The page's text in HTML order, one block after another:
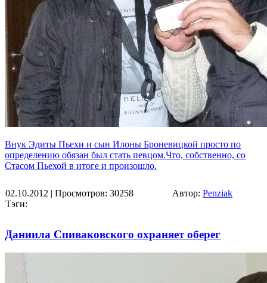
Внук Эдиты Пьехи и сын Илоны Броневицкой просто по
определению обязан был стать певцом.Что, собственно, со
Стасом Пьехой в итоге и произошло.
02.10.2012 | Просмотров: 30258
Тэги:
Автор: Penziak
Даниила Спиваковского охраняет оберег